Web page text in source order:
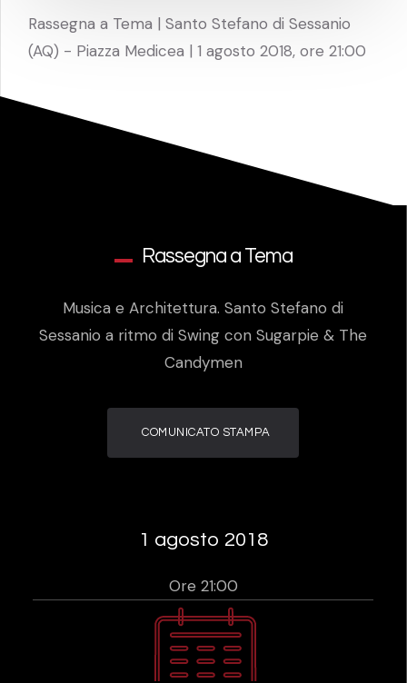
Rassegna a Tema | Santo Stefano di Sessanio
(AQ) - Piazza Medicea | 1 agosto 2018, ore 21:00
Rassegna a Tema
Musica e Architettura. Santo Stefano di
Sessanio a ritmo di Swing con Sugarpie & The
Candymen
COMUNICATO STAMPA
1 agosto 2018
Ore 21:00